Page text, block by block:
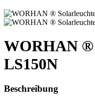
WORHAN ®
LS150N
Beschreibung